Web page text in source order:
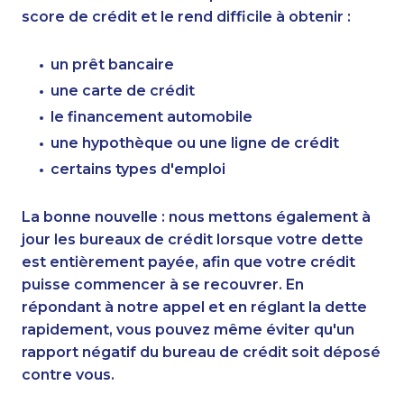
score de crédit et le rend difficile à obtenir :
un prêt bancaire
une carte de crédit
le financement automobile
une hypothèque ou une ligne de crédit
certains types d'emploi
La bonne nouvelle : nous mettons également à
jour les bureaux de crédit lorsque votre dette
est entièrement payée, afin que votre crédit
puisse commencer à se recouvrer. En
répondant à notre appel et en réglant la dette
rapidement, vous pouvez même éviter qu'un
rapport négatif du bureau de crédit soit déposé
contre vous.